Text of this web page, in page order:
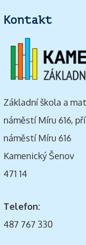
Kontakt
Základní škola a
náměstí Míru 616,
náměstí Míru 616
Kamenický Šenov
471 14
Telefon:
487 767 330